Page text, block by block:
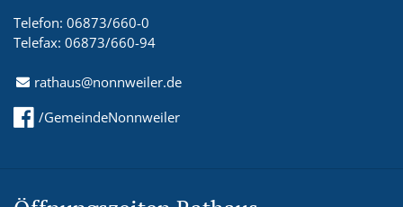
Telefon: 06873/660-0
Telefax: 06873/660-94
rathaus@nonnweiler.de
/GemeindeNonnweiler